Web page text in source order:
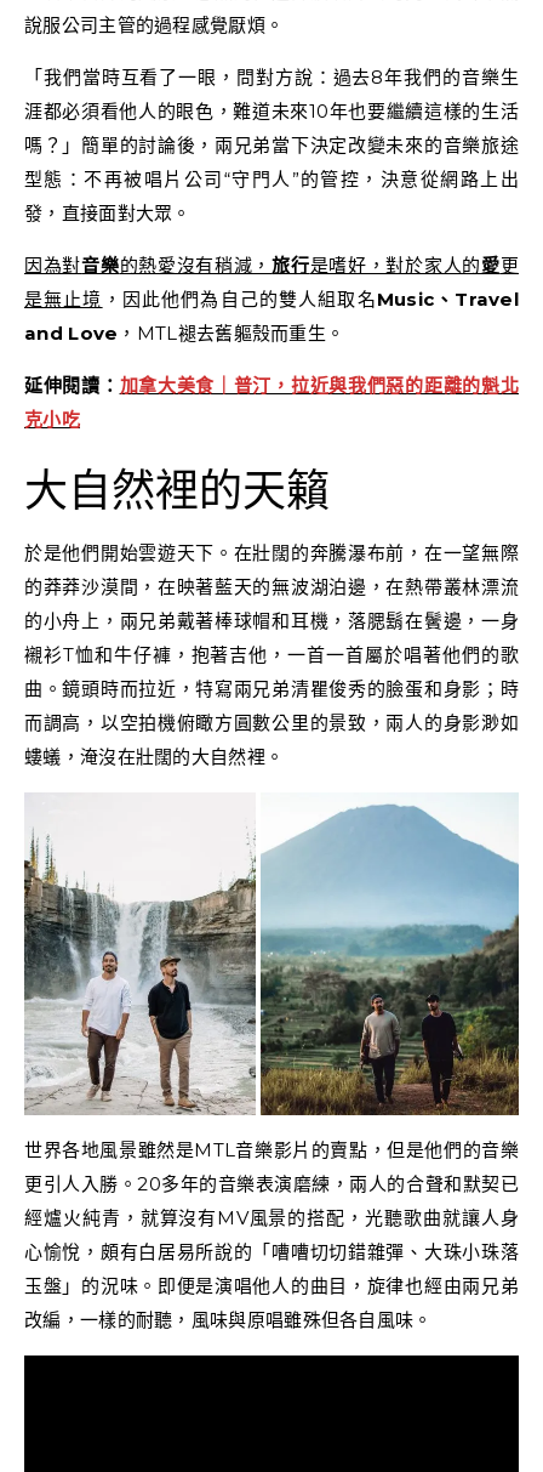
說服公司主管的過程感覺厭煩。
「我們當時互看了一眼，問對方說：過去8年我們的音樂生
涯都必須看他人的眼色，難道未來10年也要繼續這樣的生活
嗎？」簡單的討論後，兩兄弟當下決定改變未來的音樂旅途
型態：不再被唱片公司“守門人”的管控，決意從網路上出
發，直接面對大眾。
因為對音樂的熱愛沒有稍減，旅行是嗜好，對於家人的愛更
是無止境 ，因此他們為自己的雙人組取名Music、Travel
and Love ，MTL褪去舊軀殼而重生。
延伸閱讀： 加拿大美食｜普汀，拉近與我們惡的距離的魁北
克小吃
大自然裡的天籟
於是他們開始雲遊天下。在壯闊的奔騰瀑布前，在一望無際
的莽莽沙漠間，在映著藍天的無波湖泊邊，在熱帶叢林漂流
的小舟上，兩兄弟戴著棒球帽和耳機，落腮鬍在鬢邊，一身
襯衫T恤和牛仔褲，抱著吉他，一首一首屬於唱著他們的歌
曲。鏡頭時而拉近，特寫兩兄弟清瞿俊秀的臉蛋和身影；時
而調高，以空拍機俯瞰方圓數公里的景致，兩人的身影渺如
螻蟻，淹沒在壯闊的大自然裡。
世界各地風景雖然是MTL音樂影片的賣點，但是他們的音樂
更引人入勝。20多年的音樂表演磨練，兩人的合聲和默契已
經爐火純青，就算沒有MV風景的搭配，光聽歌曲就讓人身
心愉悅，頗有白居易所說的「嘈嘈切切錯雜彈、大珠小珠落
玉盤」的況味。即便是演唱他人的曲目，旋律也經由兩兄弟
改編，一樣的耐聽，風味與原唱雖殊但各自風味。